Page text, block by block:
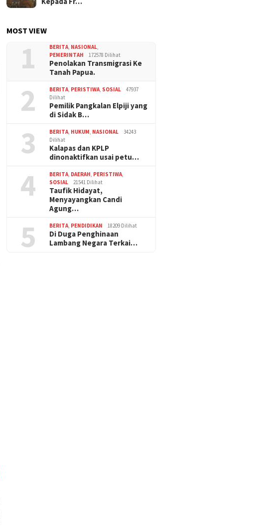
MOST VIEW
1 BERITA, NASIONAL,
PEMERINTAH
172578 Dilihat
Penolakan Transmigrasi Ke
Tanah Papua.
2 BERITA, PERISTIWA, SOSIAL
47937
Dilihat
Pemilik Pangkalan Elpiji yang
di Sidak B…
3 BERITA, HUKUM, NASIONAL
34243
Dilihat
Kalapas dan KPLP
dinonaktifkan usai petu…
4 BERITA, DAERAH, PERISTIWA,
SOSIAL
21541 Dilihat
Taufik Hidayat,
Menyayangkan Candi
Agung…
5 BERITA, PENDIDIKAN 18209 Dilihat
Di Duga Penghinaan
Lambang Negara Terkai…